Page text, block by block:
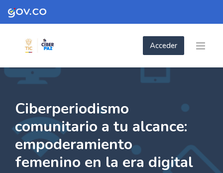
Skip to navigation
Skip to login form
Skip to footer
Saltar al contenido principal
Acceder
empoderamiento femenino en la era
Página Principal
Páginas del sitio
- Ciberperiodismo comunitario a tu alcance: empode...
- Ciberperiodismo comunitario a tu
Ciberperiodismo
comunitario a tu alcance:
empoderamiento
femenino en la era digital